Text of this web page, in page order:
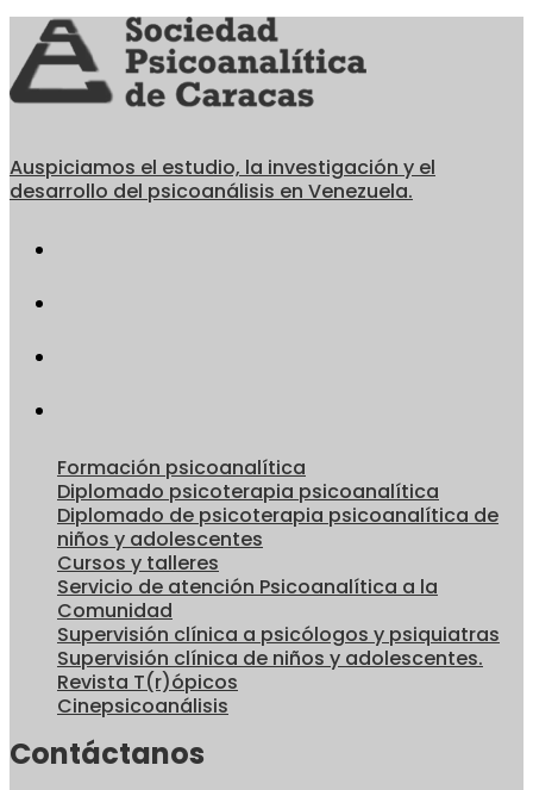
Auspiciamos el estudio, la investigación y el
desarrollo del psicoanálisis en Venezuela.
Formación psicoanalítica
Diplomado psicoterapia psicoanalítica
Diplomado de psicoterapia psicoanalítica de
niños y adolescentes
Cursos y talleres
Servicio de atención Psicoanalítica a la
Comunidad
Supervisión clínica a psicólogos y psiquiatras
Supervisión clínica de niños y adolescentes.
Revista T(r)ópicos
Cinepsicoanálisis
Contáctanos